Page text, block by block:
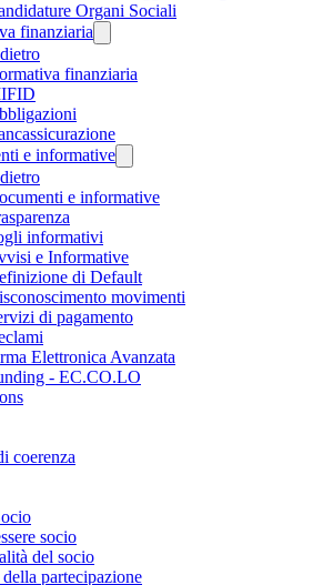
Organi Sociali
finanziaria
finanziaria
e informative
e informative
informativi
e Informative
di Default
movimenti
di pagamento
Elettronica Avanzata
- EC.CO.LO
coerenza
socio
del socio
partecipazione